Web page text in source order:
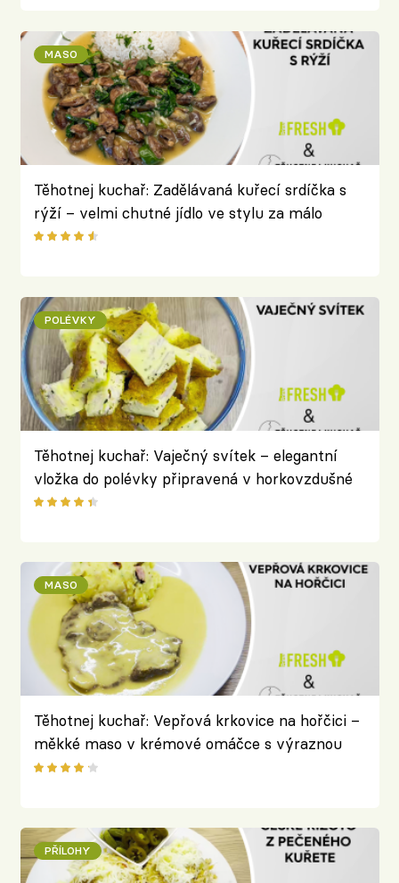
MASO
Těhotnej kuchař: Zadělávaná kuřecí srdíčka s
rýží – velmi chutné jídlo ve stylu za málo
peněz hodně muziky
POLÉVKY
Těhotnej kuchař: Vaječný svítek – elegantní
vložka do polévky připravená v horkovzdušné
fritéze
MASO
Těhotnej kuchař: Vepřová krkovice na hořčici –
měkké maso v krémové omáčce s výraznou
chutí potěší celou rodinu
PŘÍLOHY